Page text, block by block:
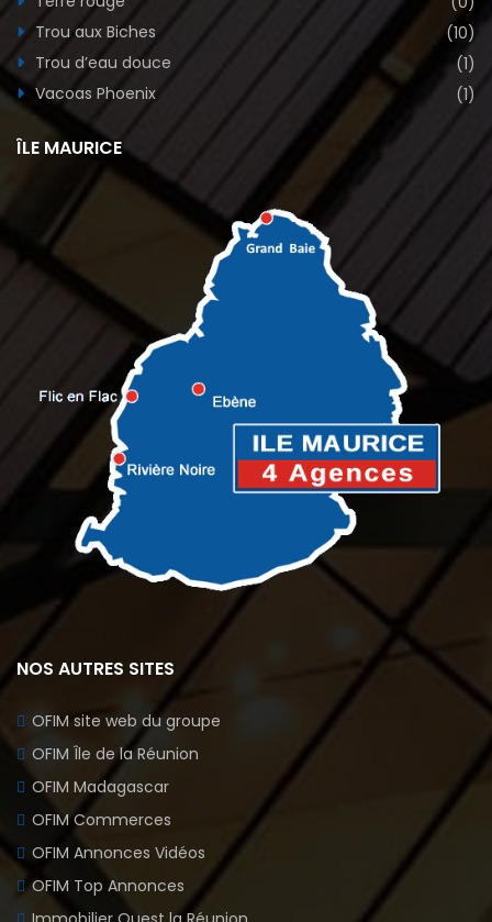
Trou aux Biches
(10)
Trou d’eau douce
(1)
Vacoas Phoenix
(1)
ÎLE MAURICE
NOS AUTRES SITES
OFIM site web du groupe
OFIM Île de la Réunion
OFIM Madagascar
OFIM Commerces
OFIM Annonces Vidéos
OFIM Top Annonces